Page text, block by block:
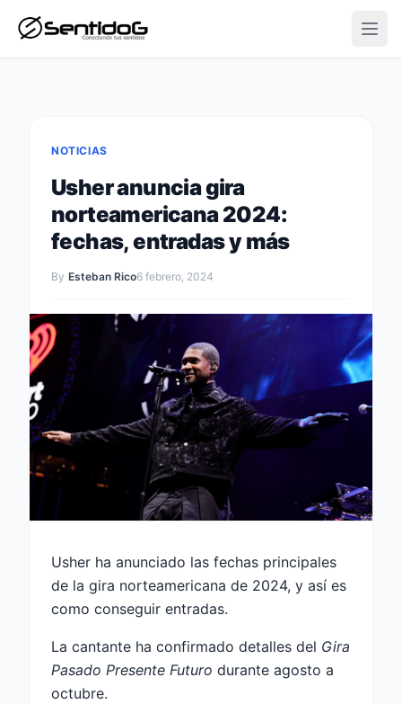
NOTICIAS
Usher anuncia gira
norteamericana 2024:
fechas, entradas y más
By Esteban Rico6 febrero, 2024
Usher ha anunciado las fechas principales
de la gira norteamericana de 2024, y así es
como conseguir entradas.
La cantante ha confirmado detalles del Gira
Pasado Presente Futuro durante agosto a
octubre.